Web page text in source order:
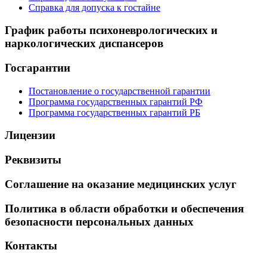
Справка для допуска к гостайне
График работы психоневрологических и
наркологических диспансеров
Госгарантии
Постановление о государственной гарантии
Программа государственных гарантий РФ
Программа государственных гарантий РБ
Лицензии
Реквизиты
Соглашение на оказание медицинских услуг
Политика в области обработки и обеспечения
безопасности персональных данных
Контакты